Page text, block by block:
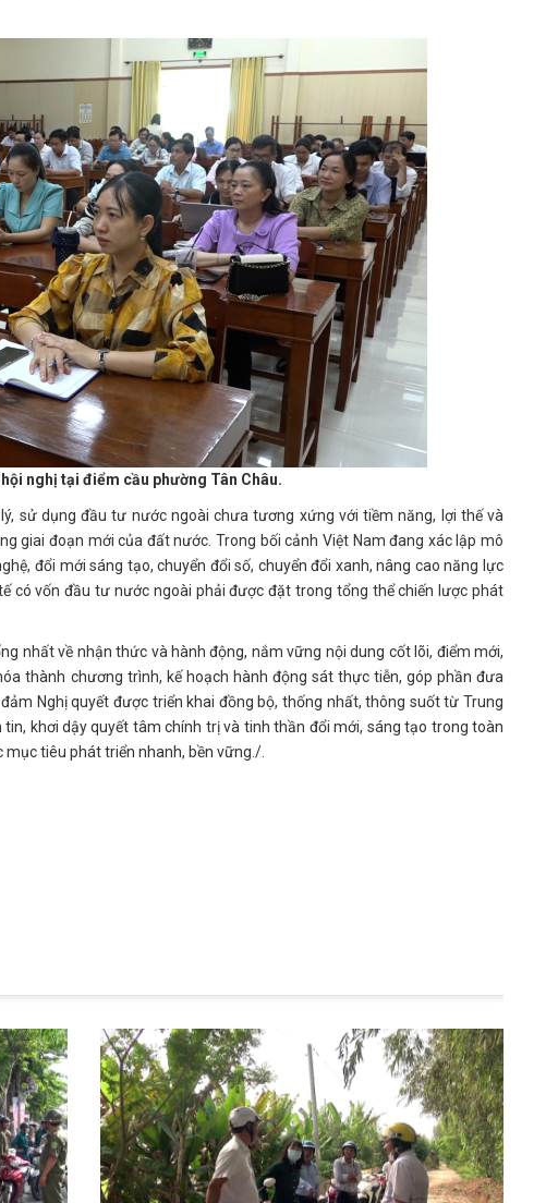
nghị tại điểm cầu phường Tân Châu.
sử dụng đầu tư nước ngoài chưa tương xứng với tiềm năng, lợi thế và
giai đoạn mới của đất nước. Trong bối cảnh Việt Nam đang xác lập mô
đổi mới sáng tạo, chuyển đổi số, chuyển đổi xanh, nâng cao năng lực
có vốn đầu tư nước ngoài phải được đặt trong tổng thể chiến lược phát
nhất về nhận thức và hành động, nắm vững nội dung cốt lõi, điểm mới,
thành chương trình, kế hoạch hành động sát thực tiễn, góp phần đưa
Nghị quyết được triển khai đồng bộ, thống nhất, thông suốt từ Trung
khơi dậy quyết tâm chính trị và tinh thần đổi mới, sáng tạo trong toàn
tiêu phát triển nhanh, bền vững./.